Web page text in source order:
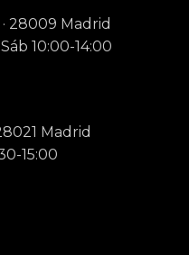
· 28009 Madrid
10:00-14:00
Madrid
15:00